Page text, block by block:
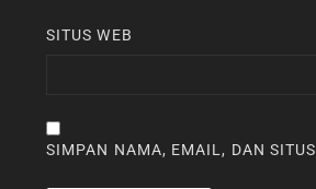
SITUS WEB
SIMPAN NAMA, EMAIL, DAN